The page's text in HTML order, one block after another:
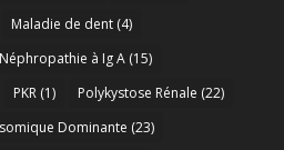
Maladie de dent(4)
Néphropathie à Ig A(15)
PKR(1) Polykystose Rénale (22)
Dominante (23)